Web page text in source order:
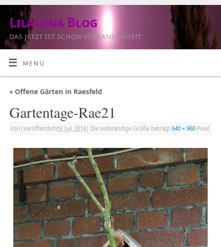
Lilaluna Blog
DAS JETZT IST SCHON VERGANGENHEIT
MENÜ
«Offene Gärten in Raesfeld
Gartentage-Rae21
Von Veröffentlicht9. Juli 2014| Die vollständige Größe beträgt 640 × 960Pixel